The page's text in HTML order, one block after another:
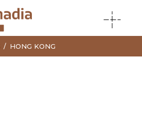
HONG KONG